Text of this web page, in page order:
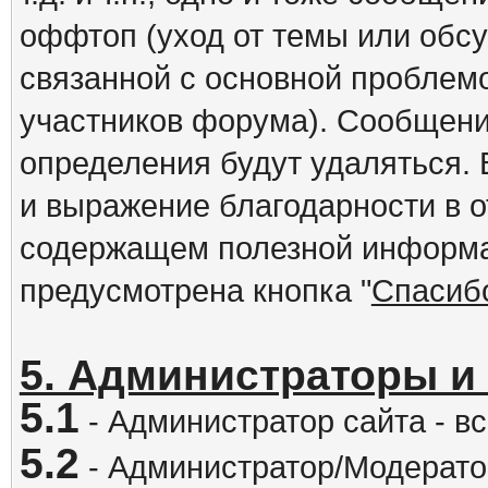
оффтоп (уход от темы или
связанной с основной
участников форума).
определения будут
и выражение благодарности в
содержащем полезной
предусмотрена кнопка "
5. Администраторы
5.1 - Администратор сайта -
5.2 - Администратор/